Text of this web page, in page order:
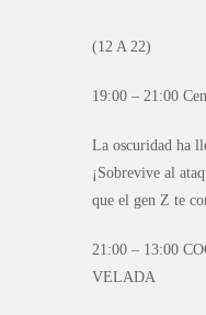
(12 A 22)
19:00 – 21:00
La oscuridad ha
¡Sobrevive al
que el gen Z te
21:00 – 13:00
VELADA